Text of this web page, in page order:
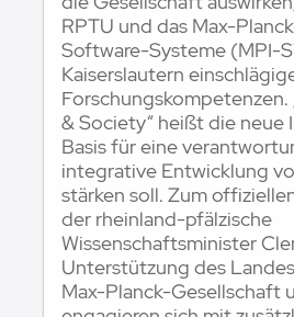
RPTU und das Max-
Software-Systeme (MPI-
Kaiserslautern
Forschungskompetenzen.
& Society“ heißt die neue
Basis für eine
integrative Entwicklung
stärken soll. Zum
der rheinland-pfälzische
Wissenschaftsminister
Unterstützung des
Max-Planck-Gesellschaft